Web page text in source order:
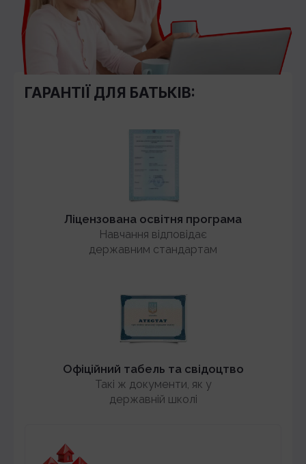
ГАРАНТІЇ ДЛЯ БАТЬКІВ:
Ліцензована освітня програма
Навчання відповідає
державним стандартам
Офіційний табель та свідоцтво
Такі ж документи, як у
державній школі